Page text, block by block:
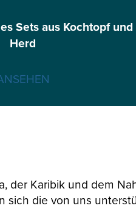
Sets aus Kochtopf und
Herd
der Karibik und dem
die von uns